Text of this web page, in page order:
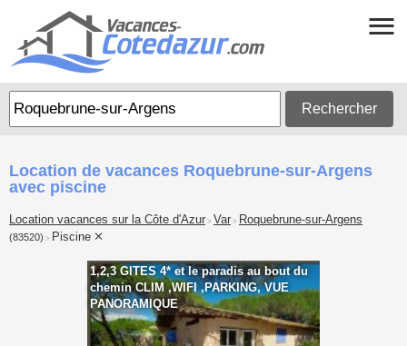
Rechercher
Location de vacances Roquebrune-sur-Argens
avec piscine
Location vacances sur la Côte d'Azur > Var > Roquebrune-sur-Argens
(83520) > Piscine
1,2,3 GITES 4* et le paradis au bout du
chemin CLIM ,WIFI ,PARKING, VUE
PANORAMIQUE